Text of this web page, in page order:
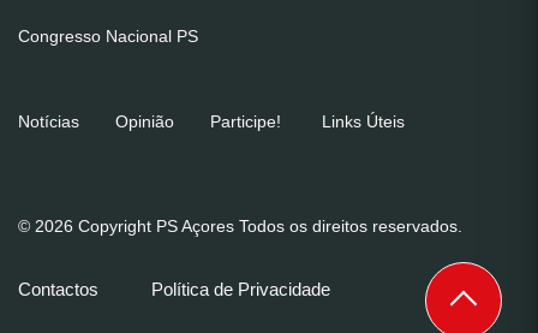
Congresso Nacional PS
Notícias Opinião Participe! Links Úteis
© 2026 Copyright PS Açores Todos os direitos reservados.
Contactos Política de Privacidade